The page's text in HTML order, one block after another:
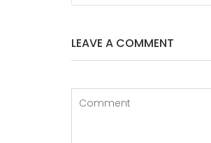
G
S
I
O
LEAVE A COMMENT